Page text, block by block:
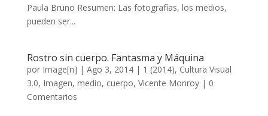
Paula Bruno Resumen: Las fotografías, los medios,
pueden ser...
Rostro sin cuerpo. Fantasma y Máquina
por Image[n] | Ago 3, 2014| 1 (2014), Cultura Visual
3.0, Imagen, medio, cuerpo, Vicente Monroy| 0
Comentarios